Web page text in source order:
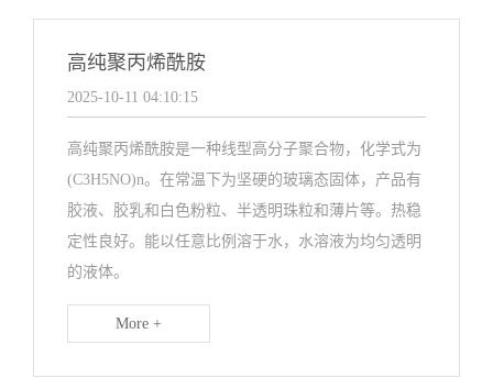
高纯聚丙烯酰胺
2025-10-11 04:10:15
高纯聚丙烯酰胺是一种线型高分子聚合物，化学式为
(C3H5NO)n。在常温下为坚硬的玻璃态固体，产品有
胶液、胶乳和白色粉粒、半透明珠粒和薄片等。热稳
定性良好。能以任意比例溶于水，水溶液为均匀透明
的液体。
More +